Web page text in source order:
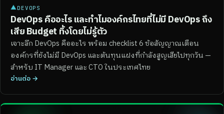
▲DEVOPS
DevOps คืออะไร และทำไมองค์กรไทยที่ไม่มี DevOps ถึง
เสีย Budget ทิ้งโดยไม่รู้ตัว
เจาะลึก DevOps คืออะไร พร้อม checklist 6 ข้อสัญญาณเตือน
องค์กรที่ยังไม่มี DevOps และต้นทุนแฝงที่กำลังสูญเสียไปทุกวัน —
สำหรับ IT Manager และ CTO ในประเทศไทย
อ่านต่อ →